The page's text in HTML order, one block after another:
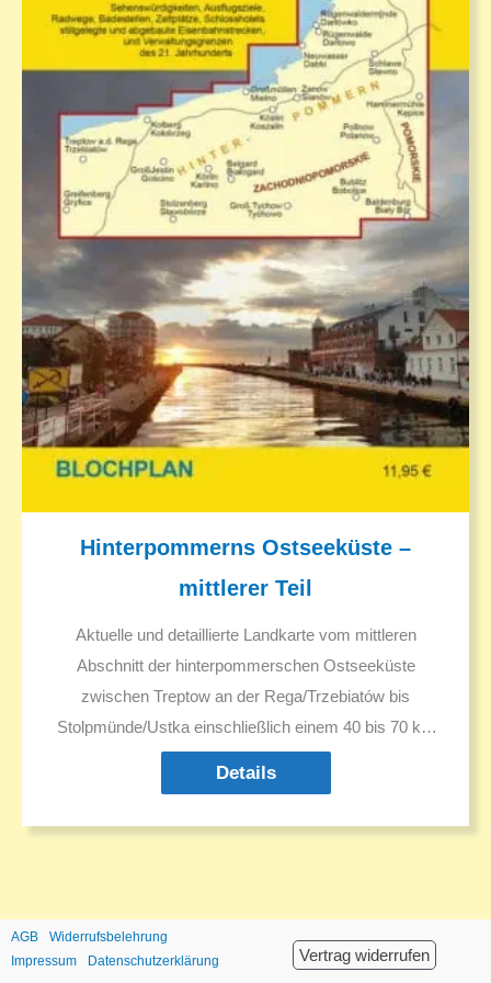
Hinterpommerns Ostseeküste –
mittlerer Teil
Aktuelle und detaillierte Landkarte vom mittleren
Abschnitt der hinterpommerschen Ostseeküste
zwischen Treptow an der Rega/Trzebiatów bis
Stolpmünde/Ustka einschließlich einem 40 bis 70 km
breiten Streifen des Hinterlandes um die Städte
Kolberg/Kolobrzeg und Köslin/Koszalin.
Details
AGB
Widerrufsbelehrung
Impressum
Datenschutzerklärung Vertrag widerrufen